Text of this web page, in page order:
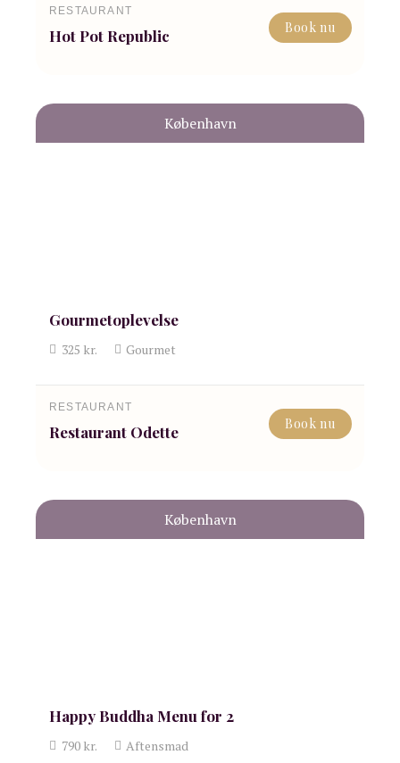
RESTAURANT
Hot Pot Republic Book nu
København
Gourmetoplevelse
325 kr. Gourmet
RESTAURANT
Restaurant Odette Book nu
København
Happy Buddha Menu for 2
790kr. Aftensmad